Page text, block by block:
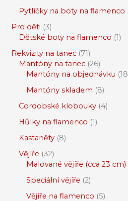
Pytlíčky na boty na flamenco
Pro děti 3
Dětské boty na flamenco 1
Rekvizity na tanec 71
Mantóny na tanec 26
Mantóny na objednávku 18
Mantóny skladem 8
Cordobské klobouky 4
Hůlky na flamenco 1
Kastaněty 8
Vějíře 32
Malované vějíře (cca 23 cm)
Speciální vějíře 2
Vějíře na flamenco 5